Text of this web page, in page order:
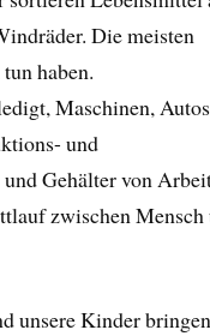
Die meisten
haben.
Maschinen,
und
Gehälter von
zwischen Mensch
unsere Kinder